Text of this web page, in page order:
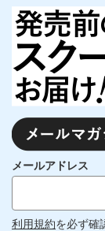
メールアドレス
利用規約を必ず確